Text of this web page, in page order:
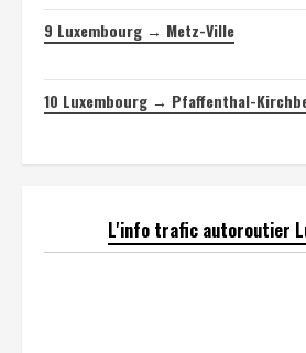
9 Luxembourg → Metz-Ville
10 Luxembourg → Pfaffenthal-
L'info trafic autoroutier